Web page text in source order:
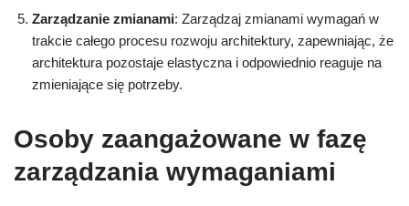
Zarządzanie zmianami: Zarządzaj zmianami wymagań w
trakcie całego procesu rozwoju architektury, zapewniając, że
architektura pozostaje elastyczna i odpowiednio reaguje na
zmieniające się potrzeby.
Osoby zaangażowane w fazę
zarządzania wymaganiami